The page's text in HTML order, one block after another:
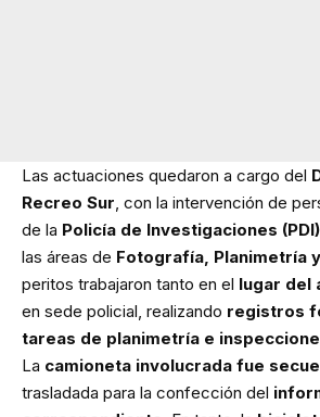
Las actuaciones quedaron a cargo del
Recreo Sur , con la intervención de
de la Policía de Investigaciones (PDI)
las áreas de Fotografía, Planimetría
peritos trabajaron tanto en el lugar del
en sede policial, realizando registros
tareas de planimetría e
La camioneta involucrada fue
trasladada para la confección del